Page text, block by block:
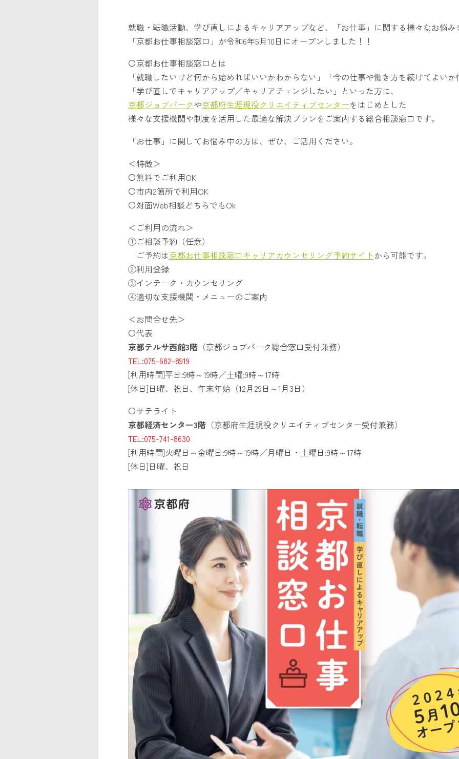
就職・転職活動、学び直しによるキャリアアップなど、「お仕事」に関する様々なお悩み
「京都お仕事相談窓口」が令和6年5月10日にオープンしました！！
〇京都お仕事相談窓口とは
「就職したいけど何から始めればいいかわからない」「今の仕事や働き方を続けてよいか
「学び直しでキャリアアップ／キャリアチェンジしたい」といった方に、
京都ジョブパークや京都府生涯現役クリエイティブセンターをはじめとした
様々な支援機関や制度を活用した最適な解決プランをご案内する総合相談窓口です。
「お仕事」に関してお悩み中の方は、ぜひ、ご活用ください。
＜特徴＞
〇無料でご利用OK
〇市内2箇所で利用OK
〇対面Web相談どちらでもOk
＜ご利用の流れ＞
①ご相談予約（任意）
ご予約は京都お仕事相談窓口キャリアカウンセリング予約サイトから可能です。
②利用登録
③インテーク・カウンセリング
④適切な支援機関・メニューのご案内
＜お問合せ先＞
〇代表
京都テルサ西館3階（京都ジョブパーク総合窓口受付兼務）
TEL:075-682-8919
[利用時間]平日:9時～19時／土曜:9時～17時
[休日]日曜、祝日、年末年始（12月29日～1月3日）
〇サテライト
京都経済センター3階（京都府生涯現役クリエイティブセンター受付兼務）
TEL:075-741-8630
[利用時間]火曜日～金曜日:9時～19時／月曜日・土曜日:9時～17時
[休日]日曜、祝日